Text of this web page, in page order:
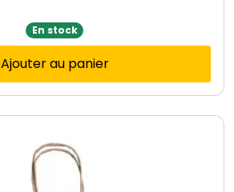
En stock
Ajouter au panier